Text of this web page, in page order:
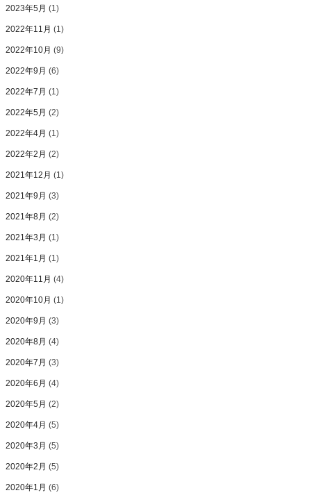
2023年5月 (1)
2022年11月 (1)
2022年10月 (9)
2022年9月 (6)
2022年7月 (1)
2022年5月 (2)
2022年4月 (1)
2022年2月 (2)
2021年12月 (1)
2021年9月 (3)
2021年8月 (2)
2021年3月 (1)
2021年1月 (1)
2020年11月 (4)
2020年10月 (1)
2020年9月 (3)
2020年8月 (4)
2020年7月 (3)
2020年6月 (4)
2020年5月 (2)
2020年4月 (5)
2020年3月 (5)
2020年2月 (5)
2020年1月 (6)